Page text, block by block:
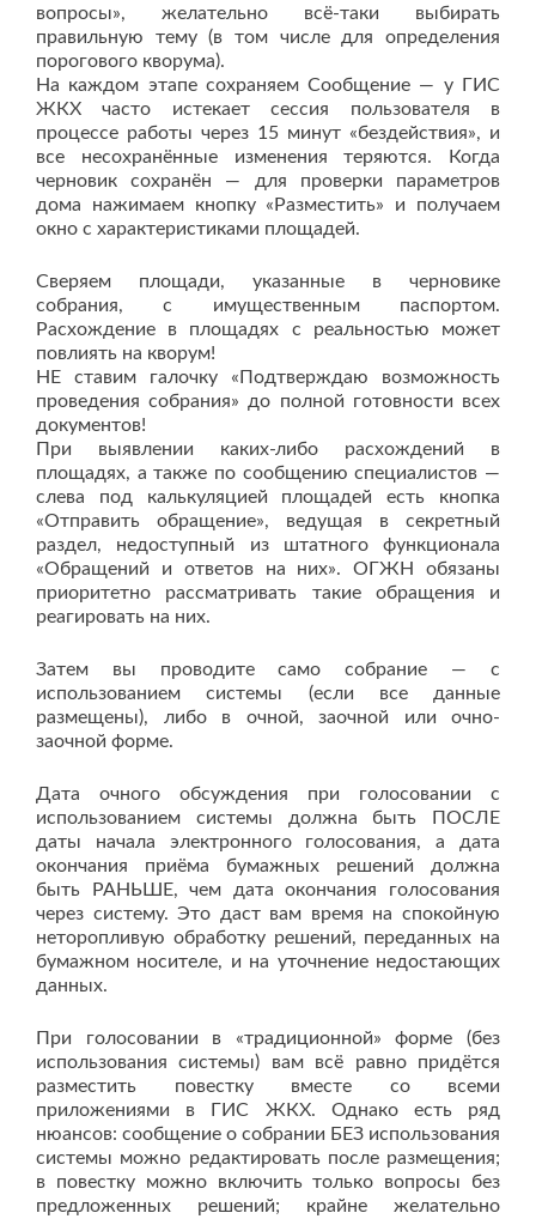
вопросы», желательно всё-таки выбирать
правильную тему (в том числе для определения
порогового кворума).
На каждом этапе сохраняем Сообщение — у ГИС
ЖКХ часто истекает сессия пользователя в
процессе работы через 15 минут «бездействия», и
все несохранённые изменения теряются. Когда
черновик сохранён — для проверки параметров
дома нажимаем кнопку «Разместить» и получаем
окно с характеристиками площадей.
Сверяем площади, указанные в черновике
собрания, с имущественным паспортом.
Расхождение в площадях с реальностью может
повлиять на кворум!
НЕ ставим галочку «Подтверждаю возможность
проведения собрания» до полной готовности всех
документов!
При выявлении каких-либо расхождений в
площадях, а также по сообщению специалистов —
слева под калькуляцией площадей есть кнопка
«Отправить обращение», ведущая в секретный
раздел, недоступный из штатного функционала
«Обращений и ответов на них». ОГЖН обязаны
приоритетно рассматривать такие обращения и
реагировать на них.
Затем вы проводите само собрание — с
использованием системы (если все данные
размещены), либо в очной, заочной или очно-
заочной форме.
Дата очного обсуждения при голосовании с
использованием системы должна быть ПОСЛЕ
даты начала электронного голосования, а дата
окончания приёма бумажных решений должна
быть РАНЬШЕ, чем дата окончания голосования
через систему. Это даст вам время на спокойную
неторопливую обработку решений, переданных на
бумажном носителе, и на уточнение недостающих
данных.
При голосовании в «традиционной» форме (без
использования системы) вам всë равно придëтся
разместить повестку вместе со всеми
приложениями в ГИС ЖКХ. Однако есть ряд
нюансов: сообщение о собрании БЕЗ использования
системы можно редактировать после размещения;
в повестку можно включить только вопросы без
предложенных решений; крайне желательно